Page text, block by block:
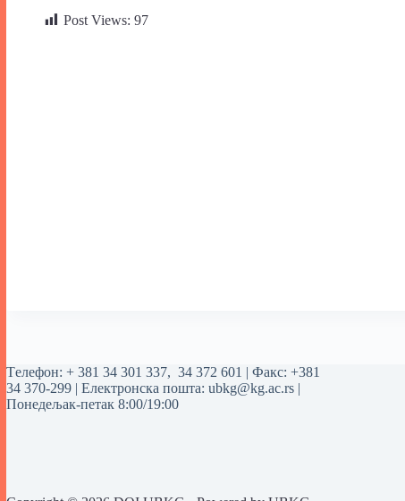
Post Views: 97
Tелефон: + 381 34 301 337, 34 372 601 | Факс: +381
34 370-299 | Електронска пошта: ubkg@kg.ac.rs |
Понедељак-петак 8:00/19:00